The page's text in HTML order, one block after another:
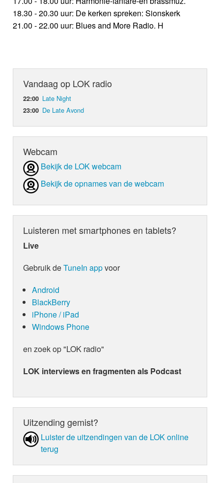
18.30 - 20.30 uur: De kerken spreken: Sionskerk
21.00 - 22.00 uur: Blues and More Radio. H
Vandaag op LOK radio
22:00 Late Night
23:00 De Late Avond
Webcam
Bekijk de LOK webcam
Bekijk de opnames van de webcam
Luisteren met smartphones en tablets?
Live
Gebruik deTuneIn appvoor
Android
BlackBerry
iPhone / iPad
Windows Phone
en zoek op "LOK radio"
LOK interviews en fragmenten als Podcast
Uitzending gemist?
Luister de uit­zen­din­gen van de LOK online
terug